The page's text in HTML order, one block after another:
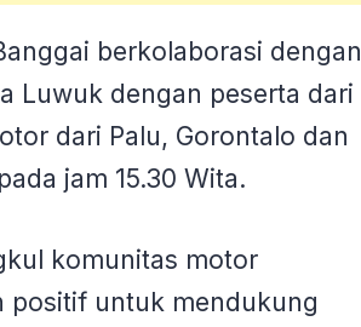
berkolaborasi dengan
Luwuk dengan peserta dari
dari Palu, Gorontalo dan
jam 15.30 Wita.
komunitas motor
positif untuk mendukung